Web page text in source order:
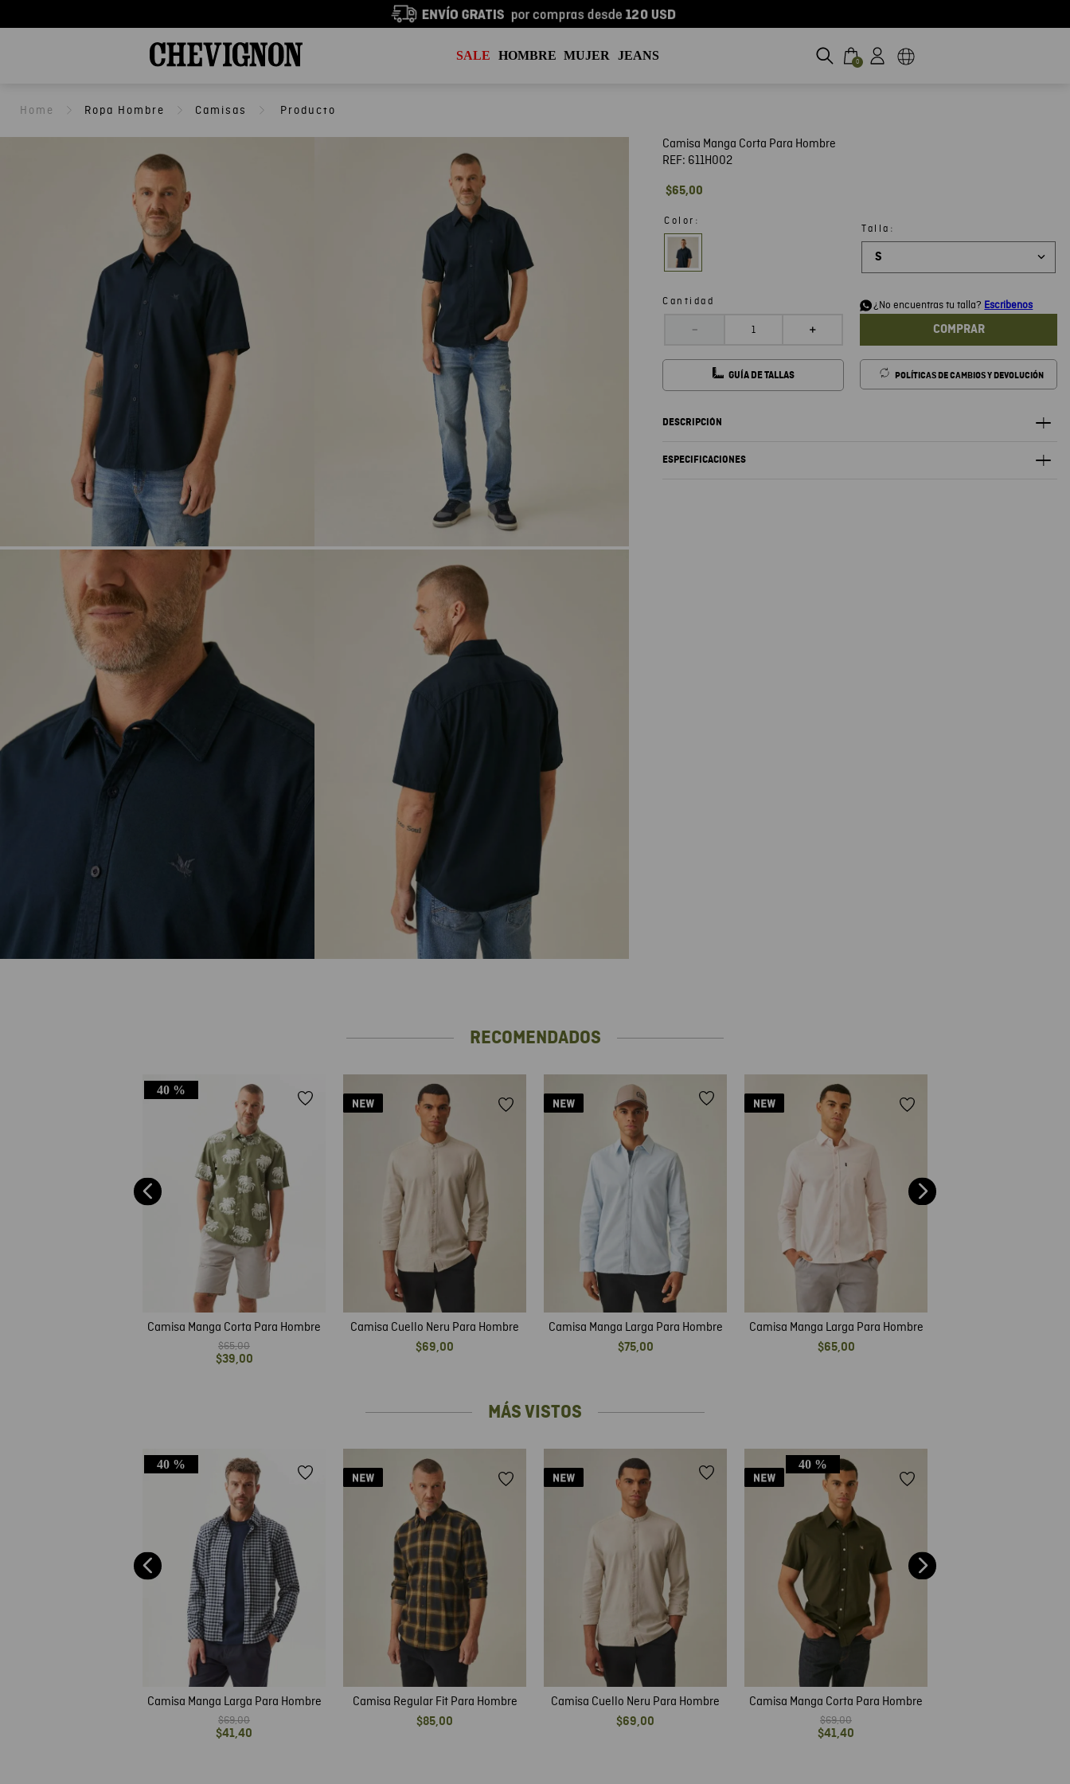
SALE HOMBRE MUJER JEANS 0
Ropa Hombre Camisas
Camisa Manga Corta Para Hombre
REF: 611H002
$65,00
Color :
Talla :
S
¿No encuentras tu talla? Escribenos
Cantidad
＋
－ COMPRAR
GUÍA DE TALLAS POLÍTICAS DE CAMBIOS Y DEVOLUCIÓN
DESCRIPCIÓN
ESPECIFICACIONES
RECOMENDADOS
40 %
Camisa Manga Corta Para Hombre
$65,00
$39,00
Camisa Cuello Neru Para Hombre
$69,00
Camisa Manga Larga Para Hombre
$75,00
Camisa Manga Larga Para Hombre
$65,00
MÁS VISTOS
40 %
Camisa Manga Larga Para Hombre
$69,00
$41,40
Camisa Regular Fit Para Hombre
$85,00
Camisa Cuello Neru Para Hombre
$69,00
40 %
Camisa Manga Corta Para Hombre
$69,00
$41,40